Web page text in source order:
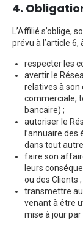
4.
L’Affilié s’oblige,
prévu à l’article 6,
respecter les
avertir le
relatives à
commerciale,
bancaire) ;
autoriser le
l’annuaire
dans tout
faire son
leurs
ou des Clients ;
transmettre
venant à être
mise à jour